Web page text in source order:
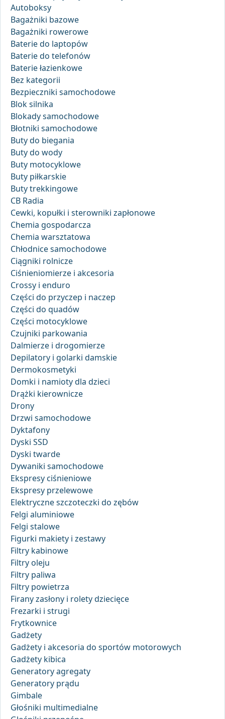
Autoboksy
Bagażniki bazowe
Bagażniki rowerowe
Baterie do laptopów
Baterie do telefonów
Baterie łazienkowe
Bez kategorii
Bezpieczniki samochodowe
Blok silnika
Blokady samochodowe
Błotniki samochodowe
Buty do biegania
Buty do wody
Buty motocyklowe
Buty piłkarskie
Buty trekkingowe
CB Radia
Cewki, kopułki i sterowniki zapłonowe
Chemia gospodarcza
Chemia warsztatowa
Chłodnice samochodowe
Ciągniki rolnicze
Ciśnieniomierze i akcesoria
Crossy i enduro
Części do przyczep i naczep
Części do quadów
Części motocyklowe
Czujniki parkowania
Dalmierze i drogomierze
Depilatory i golarki damskie
Dermokosmetyki
Domki i namioty dla dzieci
Drążki kierownicze
Drony
Drzwi samochodowe
Dyktafony
Dyski SSD
Dyski twarde
Dywaniki samochodowe
Ekspresy ciśnieniowe
Ekspresy przelewowe
Elektryczne szczoteczki do zębów
Felgi aluminiowe
Felgi stalowe
Figurki makiety i zestawy
Filtry kabinowe
Filtry oleju
Filtry paliwa
Filtry powietrza
Firany zasłony i rolety dziecięce
Frezarki i strugi
Frytkownice
Gadżety
Gadżety i akcesoria do sportów motorowych
Gadżety kibica
Generatory agregaty
Generatory prądu
Gimbale
Głośniki multimedialne